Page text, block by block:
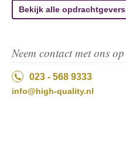
Bekijk alle opdrachtgevers
Neem contact met ons op
023 - 568 9333
info@high-quality.nl